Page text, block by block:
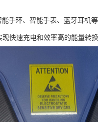
手环、智能手表、蓝牙耳机
快速充电和效率高的能量转换